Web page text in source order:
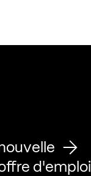
d'emploi